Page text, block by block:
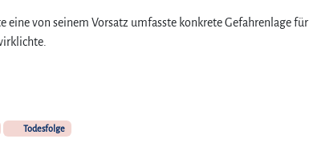
eine von seinem Vorsatz umfasste konkrete Gefahrenlage für
Todesfolge